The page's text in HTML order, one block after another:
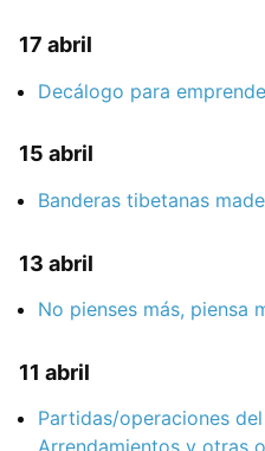
17 abril
Decálogo para
15 abril
Banderas tibetanas
13 abril
No pienses más, piensa
11 abril
Partidas/operaciones del